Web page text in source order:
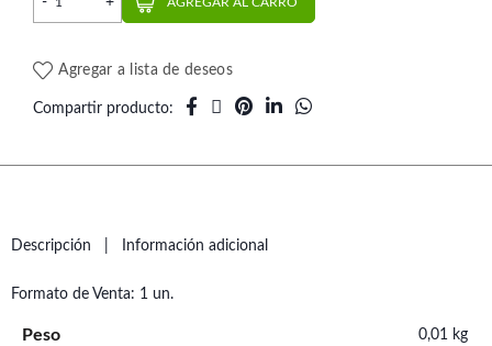
Agregar a lista de deseos
Compartir producto
Descripción Información adicional
Formato de Venta: 1 un.
Peso 0,01 kg